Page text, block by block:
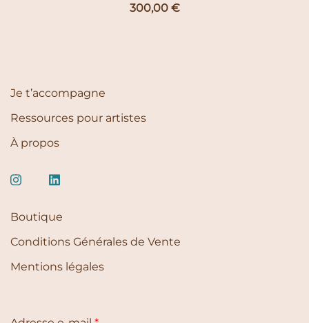
300,00 €
Je t’accompagne
Ressources pour artistes
À propos
Boutique
Conditions Générales de Vente
Mentions légales